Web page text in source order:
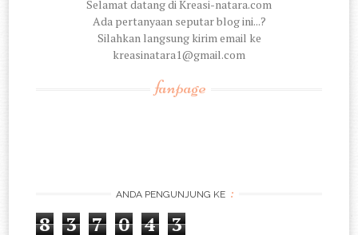
Selamat datang di Kreasi-natara.com
Ada pertanyaan seputar blog ini...?
Silahkan langsung kirim email ke
kreasinatara1@gmail.com
fanpage
ANDA PENGUNJUNG KE :
8 3 7 0 4 3